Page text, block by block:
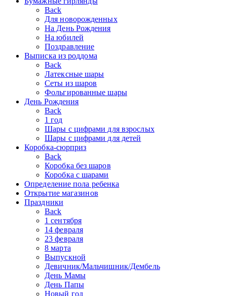
Back
Для новорожденных
На День Рождения
На юбилей
Поздравление
Выписка из роддома
Back
Латексные шары
Сеты из шаров
Фольгированные шары
День Рождения
Back
1 год
Шары с цифрами для взрослых
Шары с цифрами для детей
Коробка-сюрприз
Back
Коробка без шаров
Коробка с шарами
Определение пола ребенка
Открытие магазинов
Праздники
Back
1 сентября
14 февраля
23 февраля
8 марта
Выпускной
Девичник/Мальчишник/Дембель
День Мамы
День Папы
Новый год